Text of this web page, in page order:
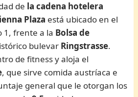
de la cadena hotelera
Plaza está ubicado en el
1, frente a la Bolsa de
bulevar Ringstrasse.
de fitness y aloja el
, que sirve comida austríaca e
general que le otorgan los